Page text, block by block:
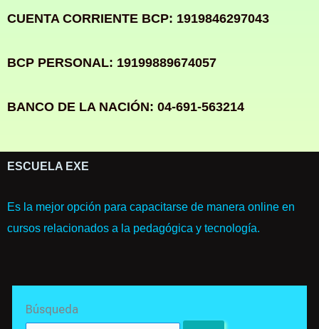
CUENTA CORRIENTE BCP: 1919846297043
BCP PERSONAL: 19199889674057
BANCO DE LA NACIÓN: 04-691-563214
ESCUELA EXE
Es la mejor opción para capacitarse de manera online en
cursos relacionados a la pedagógica y tecnología.
Búsqueda
for: